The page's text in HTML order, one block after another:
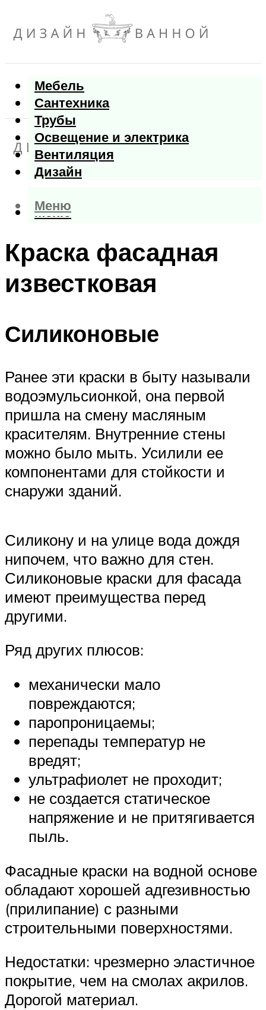
Мебель
Сантехника
Трубы
Освещение и электрика
Вентиляция
Дизайн
Меню
Меню
Краска фасадная
известковая
Силиконовые
Ранее эти краски в быту называли
водоэмульсионкой, она первой
пришла на смену масляным
красителям. Внутренние стены
можно было мыть. Усилили ее
компонентами для стойкости и
снаружи зданий.
Силикону и на улице вода дождя
нипочем, что важно для стен.
Силиконовые краски для фасада
имеют преимущества перед
другими.
Ряд других плюсов:
механически мало
повреждаются;
паропроницаемы;
перепады температур не
вредят;
ультрафиолет не проходит;
не создается статическое
напряжение и не притягивается
пыль.
Фасадные краски на водной основе
обладают хорошей адгезивностью
(прилипание) с разными
строительными поверхностями.
Недостатки: чрезмерно эластичное
покрытие, чем на смолах акрилов.
Дорогой материал.